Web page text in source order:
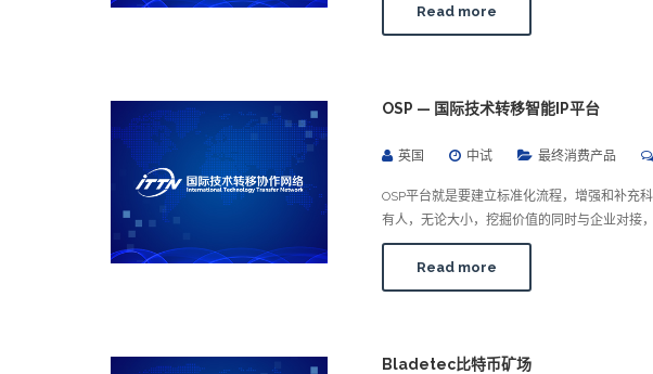
Read more
OSP — 国际技术转移智能IP平台
英国 中试 最终消费产品
OSP平台就是要建立标准化流程，增强和补充
有人，无论大小，挖掘价值的同时与企业对接
Read more
Bladetec比特币矿场